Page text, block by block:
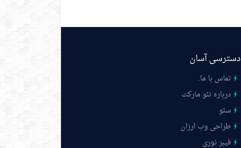
دسترسی آسان
تماس با ما.
درباره نئو مارکت
سئو
طراحی وب ارزان
فیبر نوری